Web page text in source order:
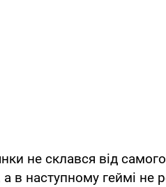
не склався від
в наступному геймі не